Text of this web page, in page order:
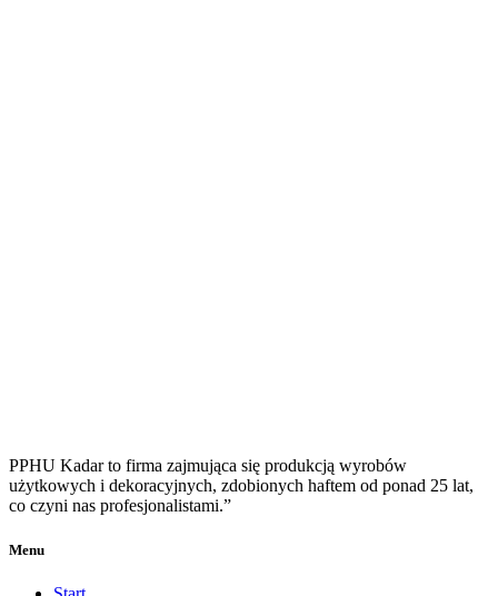
PPHU Kadar to firma zajmująca się produkcją wyrobów
użytkowych i dekoracyjnych, zdobionych haftem od ponad 25 lat,
co czyni nas profesjonalistami.”
Menu